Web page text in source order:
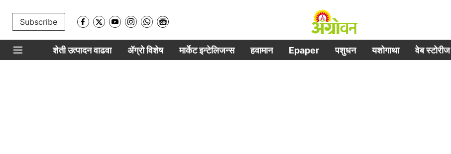
Subscribe
शेती उत्पादन वाढवा ॲग्रो विशेष मार्केट इन्टेलिजन्स हवामान Epaper पशुधन यशोगाथा वेब स्टोरीज